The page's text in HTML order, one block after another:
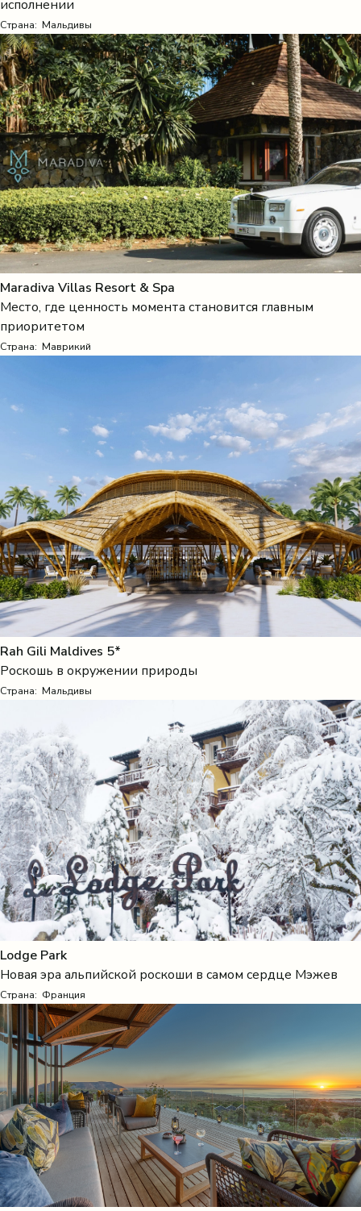
исполнении
Страна: Мальдивы
Maradiva Villas Resort & Spa
Место, где ценность момента становится главным
приоритетом
Страна: Маврикий
Rah Gili Maldives 5*
Роскошь в окружении природы
Страна: Мальдивы
Lodge Park
Новая эра альпийской роскоши в самом сердце Мэжев
Страна: Франция